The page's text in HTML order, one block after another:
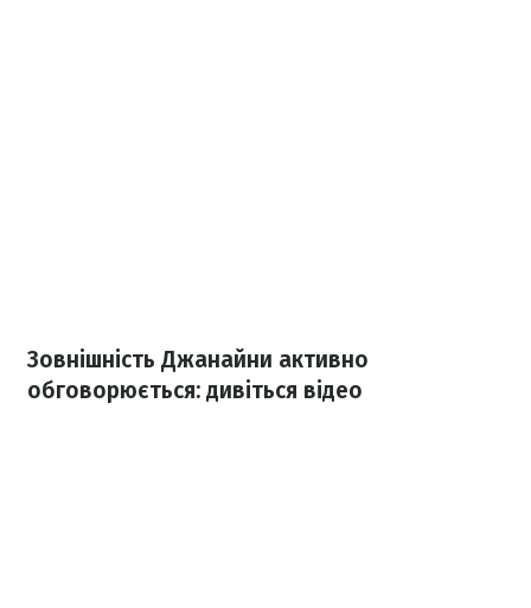
Зовнішність Джанайни активно
обговорюється: дивіться відео